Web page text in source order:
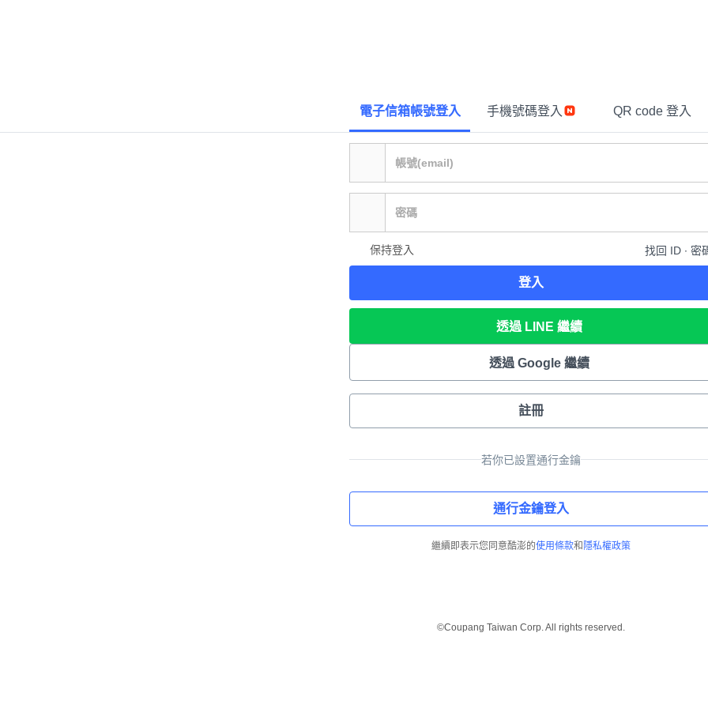
電子信箱帳號登入 手機號碼登入 QR code 登入
保持登入 找回 ID ∙ 密
登入
透過 LINE 繼續
透過 Google 繼續
註冊
若你已設置通行金鑰
通行金鑰登入
繼續即表示您同意酷澎的使用條款和 隱私權政策
©Coupang Taiwan Corp. All rights reserved.